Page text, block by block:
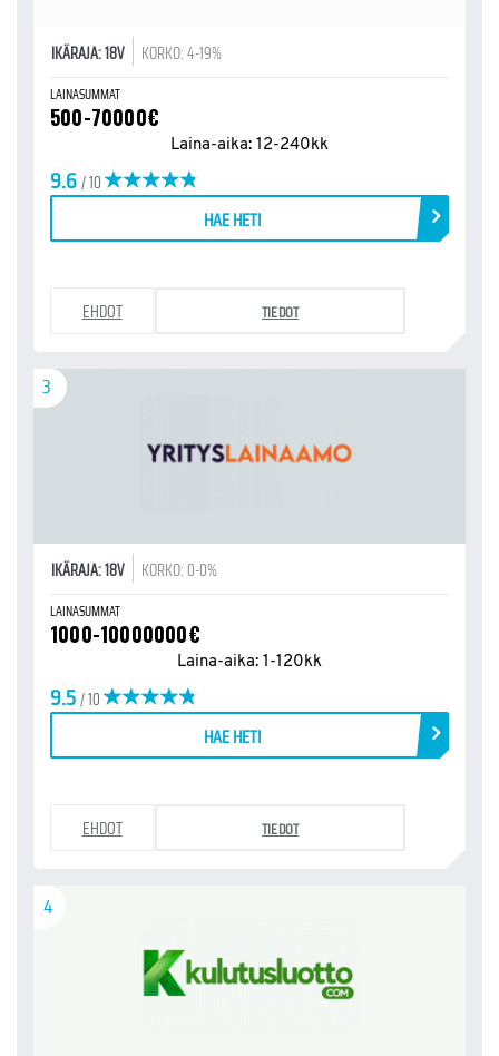
IKÄRAJA: 18V KORKO: 4-19%
LAINASUMMAT
500-70000€
Laina-aika: 12-240kk
9.6/ 10
EHDOT TIEDOT
HAE HETI
3
IKÄRAJA: 18V KORKO: 0-0%
LAINASUMMAT
1000-10000000€
Laina-aika: 1-120kk
9.5/ 10
EHDOT TIEDOT
HAE HETI
4